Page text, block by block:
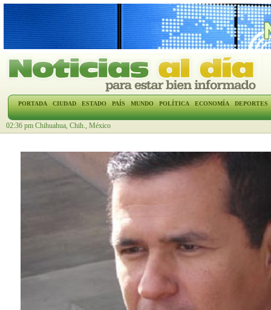
PORTADA CIUDAD ESTADO PAÍS MUNDO POLÍTICA ECONOMÍA DEPORTES
02:36 pm Chihuahua, Chih., México